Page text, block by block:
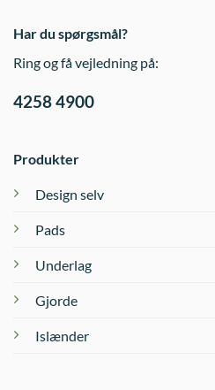
Produkter
Design selv
Pads
Underlag
Gjorde
Islænder
Har du spørgsmål?
Ring og få vejledning på:
4258 4900